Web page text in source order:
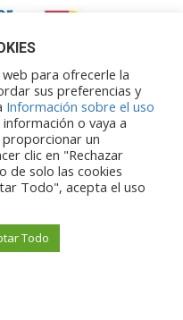
Sin
los del autor o autores y
Ni la Unión Europea ni
para ofrecerle la
sus preferencias y
Información sobre el uso
o vaya a
un
clic en "Rechazar
de solo las cookies
Todo", acepta el uso
Todo